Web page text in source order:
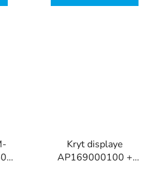
Kryt displaye
AP169000100 +